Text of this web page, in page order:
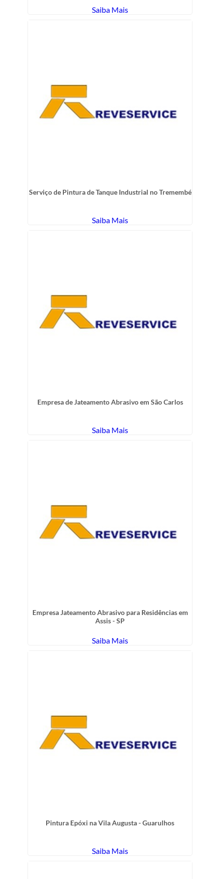
Saiba Mais
Serviço de Pintura de Tanque Industrial no Tremembé
Saiba Mais
Empresa de Jateamento Abrasivo em São Carlos
Saiba Mais
Empresa Jateamento Abrasivo para Residências em
Assis - SP
Saiba Mais
Pintura Epóxi na Vila Augusta - Guarulhos
Saiba Mais